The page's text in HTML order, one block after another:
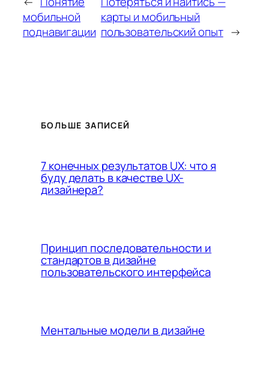
мобильной
поднавигации
карты и мобильный
пользовательский опыт →
БОЛЬШЕ ЗАПИСЕЙ
7 конечных результатов UX: что я
буду делать в качестве UX-
дизайнера?
Принцип последовательности и
стандартов в дизайне
пользовательского интерфейса
Ментальные модели в дизайне